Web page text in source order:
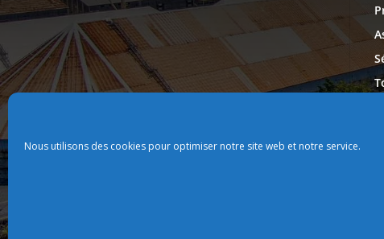
Nous utilisons des cookies pour optimiser notre site web et notre service.